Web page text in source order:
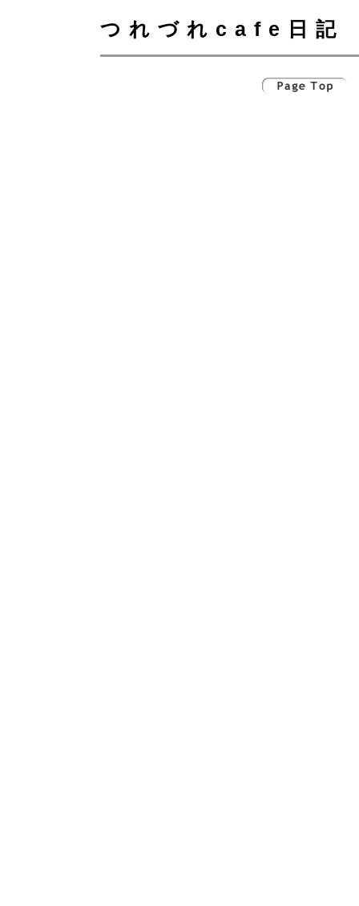
つれづれcafe日記